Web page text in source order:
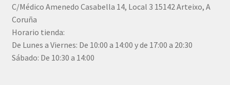
C/Médico Amenedo Casabella 14, Local 3 15142 Arteixo, A
Coruña
Horario tienda:
De Lunes a Viernes: De 10:00 a 14:00 y de 17:00 a 20:30
Sábado: De 10:30 a 14:00